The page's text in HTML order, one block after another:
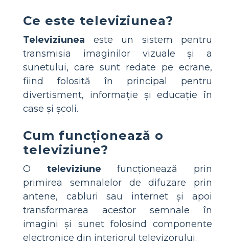
Ce este televiziunea?
Televiziunea este un sistem pentru
transmisia imaginilor vizuale și a
sunetului, care sunt redate pe ecrane,
fiind folosită în principal pentru
divertisment, informație și educație în
case și școli.
Cum funcționează o
televiziune?
O televiziune funcționează prin
primirea semnalelor de difuzare prin
antene, cabluri sau internet și apoi
transformarea acestor semnale în
imagini și sunet folosind componente
electronice din interiorul televizorului.